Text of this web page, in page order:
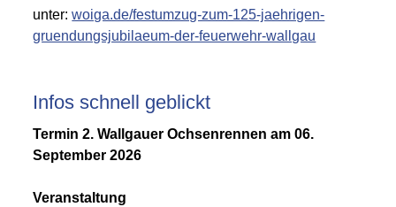
unter:woiga.de/festumzug-zum-125-jaehrigen-
gruendungsjubilaeum-der-feuerwehr-wallgau
Infos schnell geblickt
Termin 2. Wallgauer Ochsenrennen am 06.
September 2026
Veranstaltung